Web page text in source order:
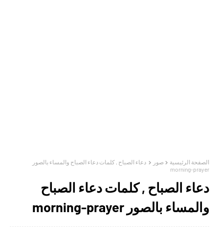
الصفحة الرئيسية صور
دعاء الصباح , كلمات دعاء الصباح والمساء بالصور
morning-prayer
دعاء الصباح , كلمات دعاء الصباح
والمساء بالصور morning-prayer